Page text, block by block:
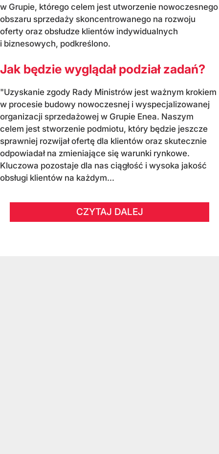
w Grupie, którego celem jest utworzenie nowoczesnego
obszaru sprzedaży skoncentrowanego na rozwoju
oferty oraz obsłudze klientów indywidualnych
i biznesowych, podkreślono.
Jak będzie wyglądał podział zadań?
"Uzyskanie zgody Rady Ministrów jest ważnym krokiem
w procesie budowy nowoczesnej i wyspecjalizowanej
organizacji sprzedażowej w Grupie Enea. Naszym
celem jest stworzenie podmiotu, który będzie jeszcze
sprawniej rozwijał ofertę dla klientów oraz skutecznie
odpowiadał na zmieniające się warunki rynkowe.
Kluczowa pozostaje dla nas ciągłość i wysoka jakość
obsługi klientów na każdym...
CZYTAJ DALEJ